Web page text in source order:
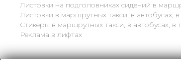
Листовки на подголовниках сидений в
Листовки в маршрутных такси, в автобусах,
Стикеры в маршрутных такси, в автобусах, в
Реклама в лифтах